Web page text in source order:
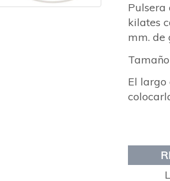
Pulsera
kilates
mm. de
El largo